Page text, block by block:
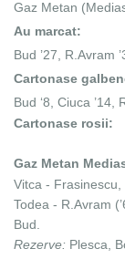
Gaz Metan
Au marcat:
Bud ’27, R.Avram
Cartonase
Bud ‘8, Ciuca ’14,
Cartonase rosii:
Gaz Metan
Vitca - Frasinescu,
Todea - R.Avram
Bud.
Rezerve: Plesca,